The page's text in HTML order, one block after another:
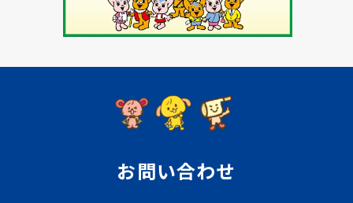
お問い合わせ